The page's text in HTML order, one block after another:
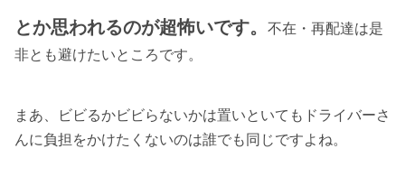
とか思われるのが超怖いです。
不在・再配達は是
非とも避けたいところです。
まあ、ビビるかビビらないかは置いといてもドライバーさ
んに負担をかけたくないのは誰でも同じですよね。